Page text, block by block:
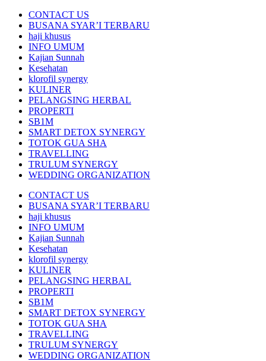
CONTACT US
BUSANA SYAR’I TERBARU
haji khusus
INFO UMUM
Kajian Sunnah
Kesehatan
klorofil synergy
KULINER
PELANGSING HERBAL
PROPERTI
SB1M
SMART DETOX SYNERGY
TOTOK GUA SHA
TRAVELLING
TRULUM SYNERGY
WEDDING ORGANIZATION
CONTACT US
BUSANA SYAR’I TERBARU
haji khusus
INFO UMUM
Kajian Sunnah
Kesehatan
klorofil synergy
KULINER
PELANGSING HERBAL
PROPERTI
SB1M
SMART DETOX SYNERGY
TOTOK GUA SHA
TRAVELLING
TRULUM SYNERGY
WEDDING ORGANIZATION